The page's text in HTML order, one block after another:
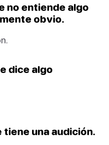
no entiende algo
obvio.
dice algo
tiene una audición.